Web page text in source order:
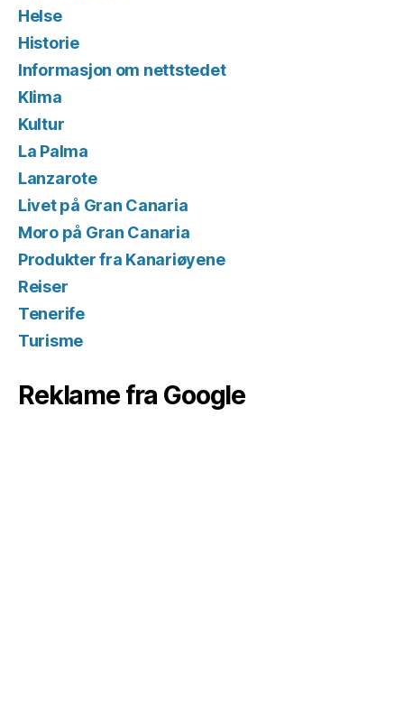
Helse
Historie
Informasjon om nettstedet
Klima
Kultur
La Palma
Lanzarote
Livet på Gran Canaria
Moro på Gran Canaria
Produkter fra Kanariøyene
Reiser
Tenerife
Turisme
Reklame fra Google